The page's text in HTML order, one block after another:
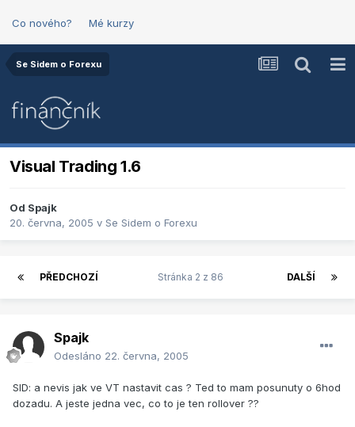
Co nového? Mé kurzy
Se Sidem o Forexu
Visual Trading 1.6
Od Spajk
20. června, 2005 v Se Sidem o Forexu
PŘEDCHOZÍ DALŠÍ
Stránka 2 z 86
Spajk
Odesláno 22. června, 2005
SID: a nevis jak ve VT nastavit cas ? Ted to mam posunuty o 6hod
dozadu. A jeste jedna vec, co to je ten rollover ??